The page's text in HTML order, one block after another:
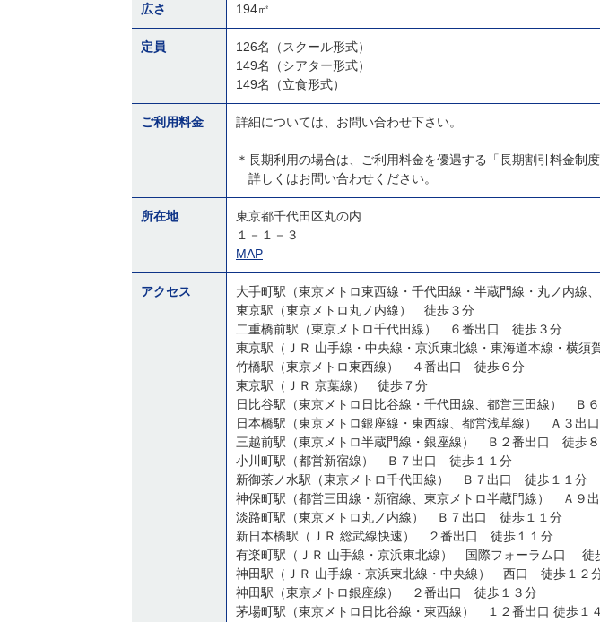
広さ 194㎡
定員
126名（スクール形式）
149名（シアター形式）
149名（立食形式）
ご利用料金 詳細については、お問い合わせ下さい。
＊長期利用の場合は、ご利用料金を優遇する「長期割引料金制
詳しくはお問い合わせください。
所在地
東京都千代田区丸の内
１－１－３
MAP
アクセス
大手町駅（東京メトロ東西線・千代田線・半蔵門線・丸ノ内
東京駅（東京メトロ丸ノ内線） 徒歩３分
二重橋前駅（東京メトロ千代田線） ６番出口 徒歩３分
竹橋駅（東京メトロ東西線） ４番出口 徒歩６分
東京駅（ＪＲ 京葉線） 徒歩７分
日比谷駅（東京メトロ日比谷線・千代田線、都営三田線） Ｂ
日本橋駅（東京メトロ銀座線・東西線、都営浅草線） Ａ３出
三越前駅（東京メトロ半蔵門線・銀座線） Ｂ２番出口 徒歩
小川町駅（都営新宿線） Ｂ７出口 徒歩１１分
新御茶ノ水駅（東京メトロ千代田線） Ｂ７出口 徒歩１１分
神保町駅（都営三田線・新宿線、東京メトロ半蔵門線） Ａ９
淡路町駅（東京メトロ丸ノ内線） Ｂ７出口 徒歩１１分
新日本橋駅（ＪＲ 総武線快速） ２番出口 徒歩１１分
有楽町駅（ＪＲ 山手線・京浜東北線） 国際フォーラム口 徒
神田駅（ＪＲ 山手線・京浜東北線・中央線） 西口 徒歩１２
神田駅（東京メトロ銀座線） ２番出口 徒歩１３分
茅場町駅（東京メトロ日比谷線・東西線） １